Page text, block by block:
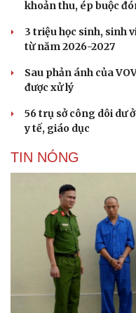
khoản thu, ép buộc
3 triệu học sinh, sinh
từ năm 2026-2027
Sau phản ánh của
được xử lý
56 trụ sở công dôi dư
y tế, giáo dục
TIN NÓNG